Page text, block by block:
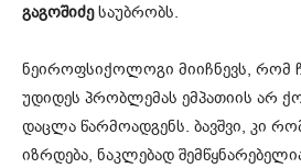
გაგოშიძესაუბრობს.
ნეიროფსიქოლოგი მიიჩნევს, რომ
უდიდეს პრობლემას ემპათიის არ
დაცლა წარმოადგენს. ბავშვი, კი
იზრდება, ნაკლებად